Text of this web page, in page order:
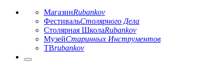
МагазинRubankov
ФестивальСтолярного Дела
Столярная ШколаRubankov
МузейСтаринных Инструментов
ТВrubankov